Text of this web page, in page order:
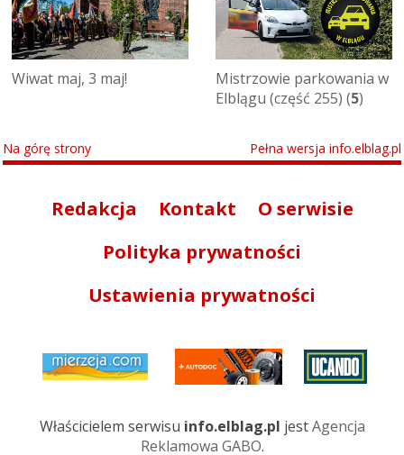
Wiwat maj, 3 maj!
Mistrzowie parkowania w
Elblągu (część 255) (5)
Na górę strony Pełna wersja info.elblag.pl
Redakcja Kontakt
O serwisie
Polityka prywatności
Ustawienia prywatności
Właścicielem serwisu info.elblag.pl jestAgencja
Reklamowa GABO.